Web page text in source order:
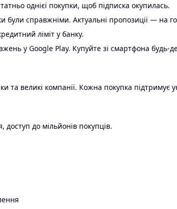
однієї покупки, щоб підписка окупилась.
справжніми. Актуальні пропозиції — на
ліміт у банку.
у Google Play. Купуйте зі смартфона будь-
великі компанії. Кожна покупка підтримує
до мільйонів покупців.